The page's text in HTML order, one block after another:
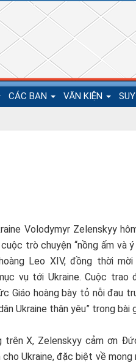
CÁC BAN VĂN KIỆN
Volodymyr Zelenskyy
trò chuyện “nồng ấm và
Leo XIV, đồng thời
vụ tới Ukraine. Cuộc trao
Giáo hoàng bày tỏ nỗi đau
Ukraine thân yêu” trong bài
trên X, Zelenskyy cảm ơn
cho Ukraine, đặc biệt về